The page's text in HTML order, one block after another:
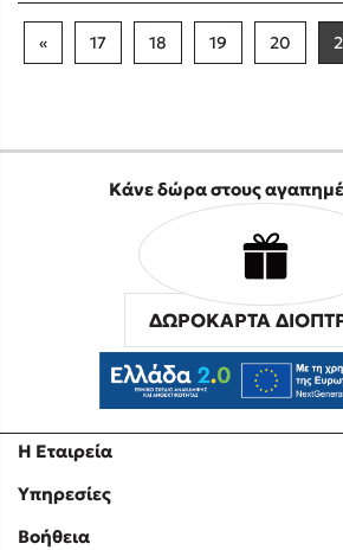
« 17 18 19 20
Η Εταιρεία
Υπηρεσίες
Βοήθεια
Κάνε δώρα στους
ΔΩΡΟΚΑΡΤΑ